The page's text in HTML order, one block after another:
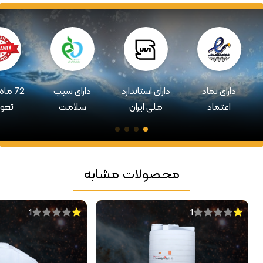
دارای نماد
اعتماد
دارای استاندارد
ملی ایران
دارای سیب
سلامت
72
محصولات مشابه
1
1